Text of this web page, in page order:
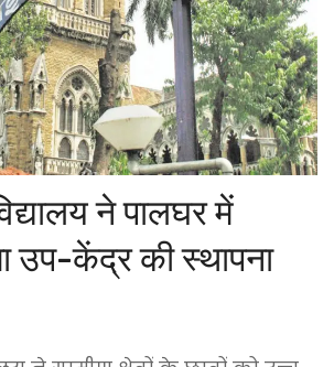
ने पालघर में
उप-केंद्र की स्थापना